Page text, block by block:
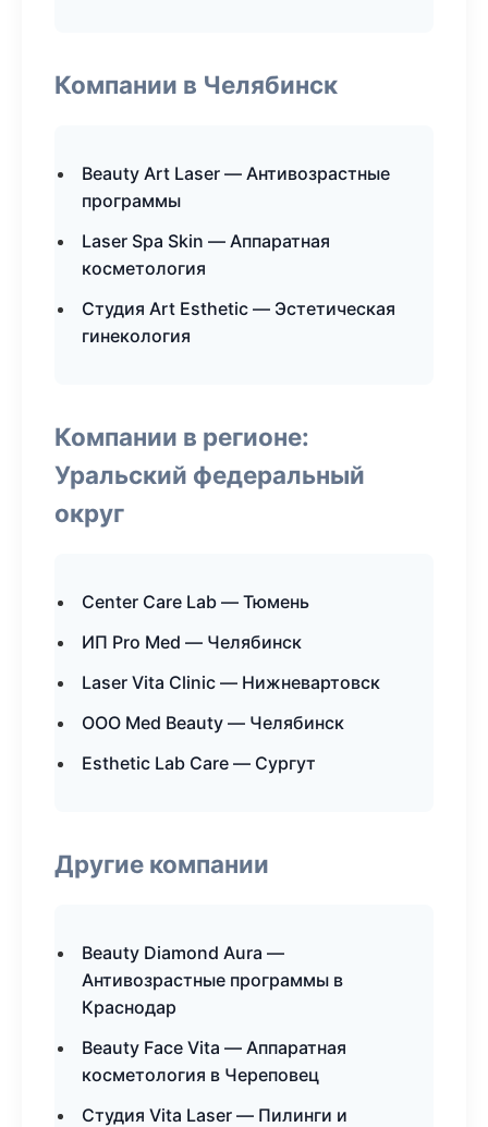
Компании в Челябинск
Beauty Art Laser — Антивозрастные
программы
Laser Spa Skin — Аппаратная
косметология
Студия Art Esthetic — Эстетическая
гинекология
Компании в регионе:
Уральский федеральный
округ
Center Care Lab — Тюмень
ИП Pro Med — Челябинск
Laser Vita Clinic — Нижневартовск
ООО Med Beauty — Челябинск
Esthetic Lab Care — Сургут
Другие компании
Beauty Diamond Aura —
Антивозрастные программы в
Краснодар
Beauty Face Vita — Аппаратная
косметология в Череповец
Студия Vita Laser — Пилинги и